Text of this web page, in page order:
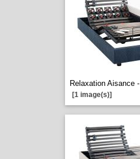
Relaxation Aisance -
[1 image(s)]